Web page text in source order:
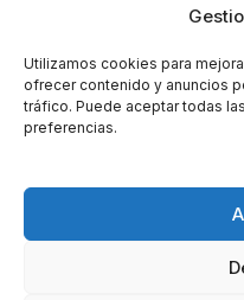
Utilizamos cookies para
ofrecer contenido y anuncios
tráfico. Puede aceptar todas
preferencias.
Web
navegador para la